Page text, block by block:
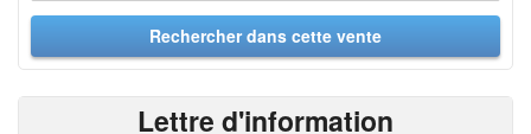
Lettre d'information